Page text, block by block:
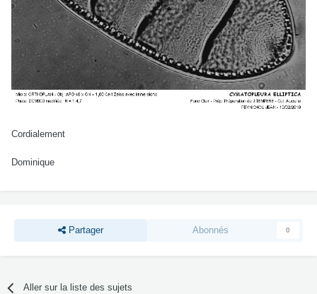
Cordialement
Dominique
Partager Abonnés 0
Aller sur la liste des sujets